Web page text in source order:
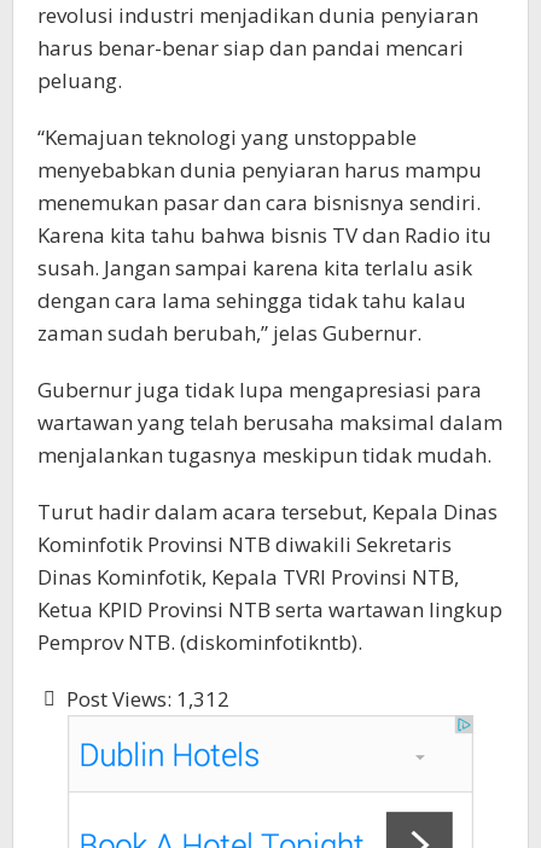
revolusi industri menjadikan dunia penyiaran
harus benar-benar siap dan pandai mencari
peluang.
“Kemajuan teknologi yang unstoppable
menyebabkan dunia penyiaran harus mampu
menemukan pasar dan cara bisnisnya sendiri.
Karena kita tahu bahwa bisnis TV dan Radio itu
susah. Jangan sampai karena kita terlalu asik
dengan cara lama sehingga tidak tahu kalau
zaman sudah berubah,” jelas Gubernur.
Gubernur juga tidak lupa mengapresiasi para
wartawan yang telah berusaha maksimal dalam
menjalankan tugasnya meskipun tidak mudah.
Turut hadir dalam acara tersebut, Kepala Dinas
Kominfotik Provinsi NTB diwakili Sekretaris
Dinas Kominfotik, Kepala TVRI Provinsi NTB,
Ketua KPID Provinsi NTB serta wartawan lingkup
Pemprov NTB. (diskominfotikntb).
Post Views: 1,312